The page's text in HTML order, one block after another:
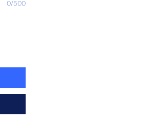
0/500